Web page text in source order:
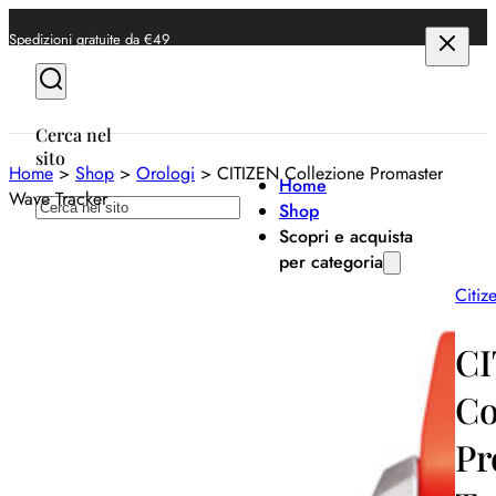
Spedizioni gratuite da €49
Cerca nel
sito
Cerca
Home
Shop
Scopri e acquista
per categoria
Home> Shop > Orologi > CITIZEN Collezione Promaster
Wave Tracker